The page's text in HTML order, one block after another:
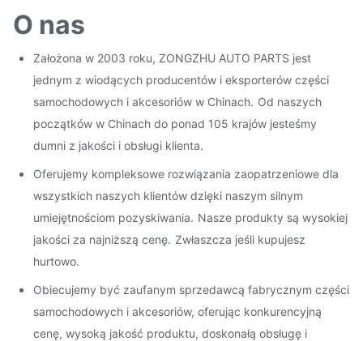
O nas
Założona w 2003 roku, ZONGZHU AUTO PARTS jest
jednym z wiodących producentów i eksporterów części
samochodowych i akcesoriów w Chinach. Od naszych
początków w Chinach do ponad 105 krajów jesteśmy
dumni z jakości i obsługi klienta.
Oferujemy kompleksowe rozwiązania zaopatrzeniowe dla
wszystkich naszych klientów dzięki naszym silnym
umiejętnościom pozyskiwania. Nasze produkty są wysokiej
jakości za najniższą cenę. Zwłaszcza jeśli kupujesz
hurtowo.
Obiecujemy być zaufanym sprzedawcą fabrycznym części
samochodowych i akcesoriów, oferując konkurencyjną
cenę, wysoką jakość produktu, doskonałą obsługę i